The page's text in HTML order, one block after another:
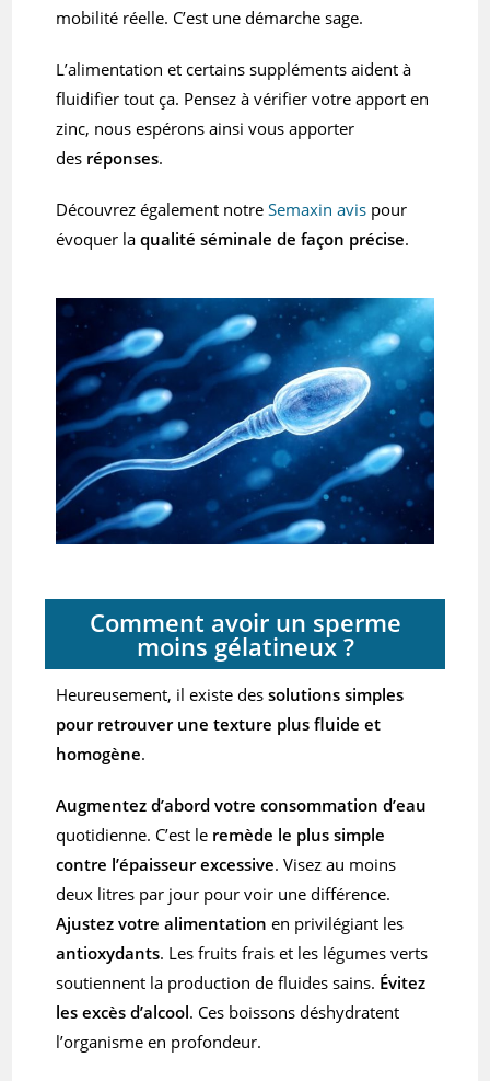
mobilité réelle. C’est une démarche sage.
L’alimentation et certains suppléments aident à
fluidifier tout ça. Pensez à vérifier votre apport en
zinc, nous espérons ainsi vous apporter
des réponses.
Découvrez également notreSemaxin avis pour
évoquer laqualité séminale de façon précise.
Comment avoir un sperme
moins gélatineux ?
Heureusement, il existe dessolutions simples
pour retrouver une texture plus fluide et
homogène.
Augmentez d’abord votre consommation d’eau
quotidienne. C’est le remède le plus simple
contre l’épaisseur excessive. Visez au moins
deux litres par jour pour voir une différence.
Ajustez votre alimentation en privilégiant les
antioxydants. Les fruits frais et les légumes verts
soutiennent la production de fluides sains. Évitez
les excès d’alcool. Ces boissons déshydratent
l’organisme en profondeur.